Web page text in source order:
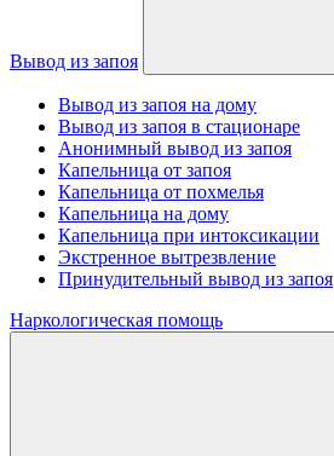
Вывод из запоя
Вывод из запоя на дому
Вывод из запоя в стационаре
Анонимный вывод из запоя
Капельница от запоя
Капельница от похмелья
Капельница на дому
Капельница при интоксикации
Экстренное вытрезвление
Принудительный вывод из запоя
Наркологическая помощь